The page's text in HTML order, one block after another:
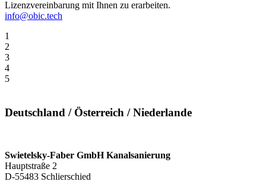
Lizenzvereinbarung mit Ihnen zu erarbeiten.
info@obic.tech
1
2
3
4
5
Deutschland / Österreich / Niederlande
Swietelsky-Faber GmbH Kanalsanierung
Hauptstraße 2
D-55483 Schlierschied